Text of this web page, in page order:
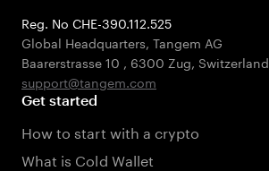
Reg. No CHE-390.112.525
Global Headquarters, Tangem AG
Baarerstrasse 10 , 6300 Zug, Switzerland
support@tangem.com
Get started
How to start with a crypto
What is Cold Wallet